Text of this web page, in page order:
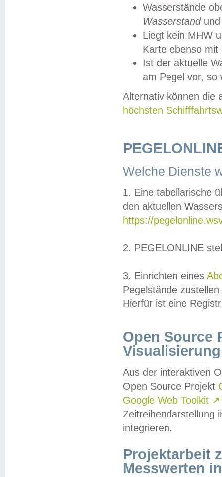
Wasserstände
Wasserstandund
Liegt kein MHW
Karte ebenso mit
Ist der aktuelle
am Pegel vor,
Alternativ können die
höchsten
Welche Dienste
1. Eine tabellarische
den aktuellen
https://
2. PEGELONLINE
3. Einrichten eines
Pegelstände
Hierfür ist eine
Open Source
Visualisierung
Aus der interaktiven
Open Source Projekt
Google Web Toolkit ↗
Zeitreihendarstellung
integrieren.
Projektarbeit
Messwerten